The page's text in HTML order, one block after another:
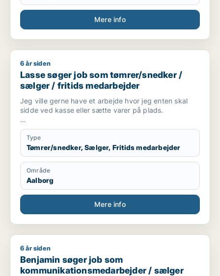
Mere info
Lasse søger job som tømrer/snedker / sælger / fritids
6 år siden
Lasse søger job som tømrer/snedker /
sælger / fritids medarbejder
Jeg ville gerne have et arbejde hvor jeg enten skal
sidde ved kasse eller sætte varer på plads.
Jeg er 17 år i gang med at tage en tømrer
uddannelse, spiller fodbold 2 gange om ugen.
Type
Tømrer/snedker, Sælger, Fritids medarbejder
Område
Aalborg
Mere info
Benjamin søger job som kommunikationsmedarbejder /
6 år siden
Benjamin søger job som
kommunikationsmedarbejder / sælger